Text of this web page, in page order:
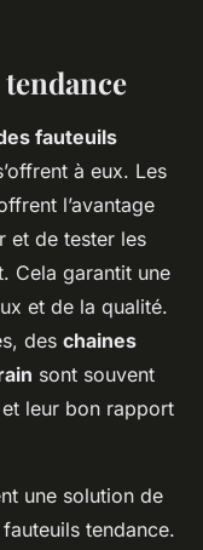
fauteuils
à eux. Les
l’avantage
et de tester les
Cela garantit une
et de la qualité.
des chaines
sont souvent
leur bon rapport
une solution de
tendance.